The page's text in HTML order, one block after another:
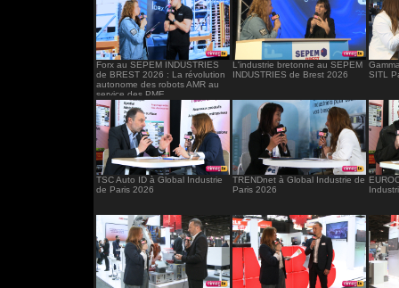
Forx au SEPEM INDUSTRIES
de BREST 2026 : La révolution
autonome des robots AMR au
service des PME
L'industrie bretonne au SEPEM
INDUSTRIES de Brest 2026
SITL
TSC Auto ID à Global Industrie
de Paris 2026
TRENDnet à Global Industrie de
Paris 2026